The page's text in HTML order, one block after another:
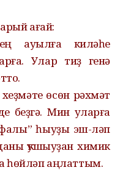
ағай:
ауылға киләһе
Улар тиҙ генә
өсөн рәхмәт
беҙгә. Мин уларға
һыуҙы эш-ләп
ҡушыуҙан химик
һөйләп аңлаттым.